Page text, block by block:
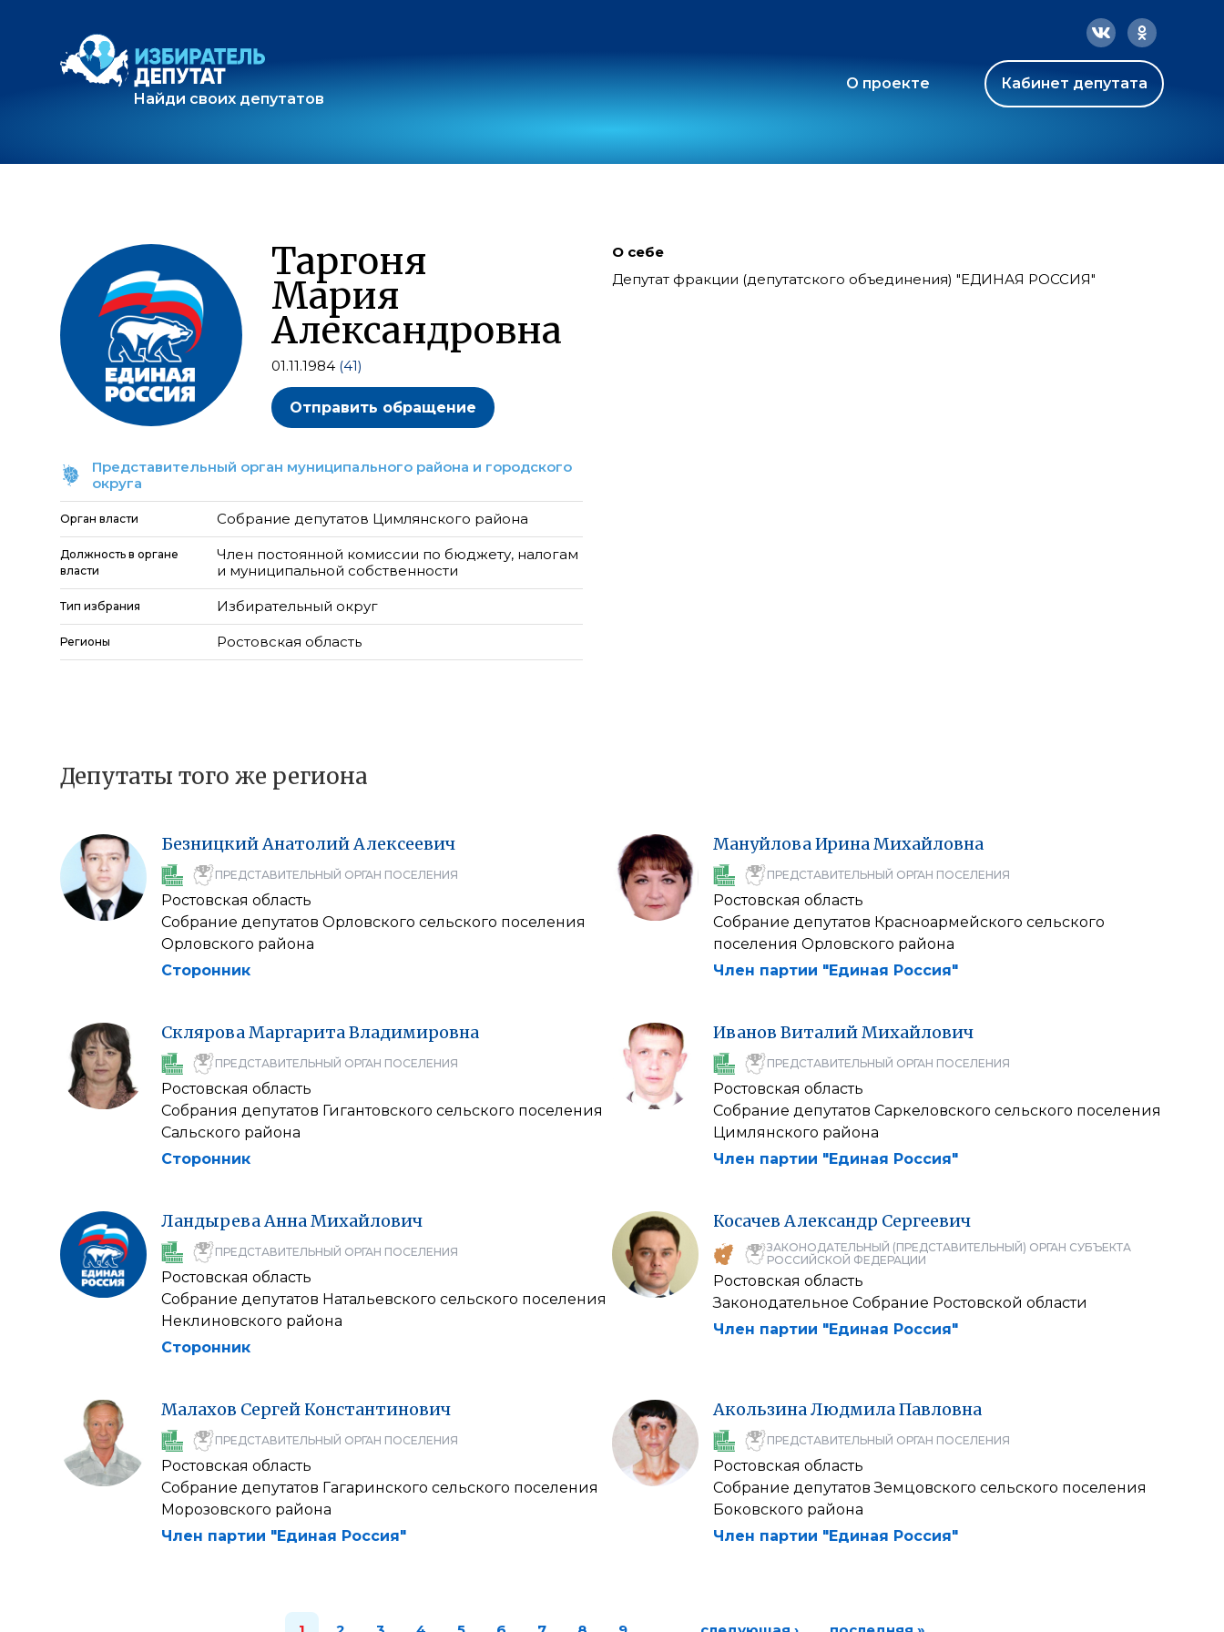
Найди своих депутатов
О проекте Кабинет депутата
Таргоня
Мария
Александровна
01.11.1984 (41)
Отправить обращение
О себе
Депутат фракции (депутатского объединения) "ЕДИНАЯ РОССИЯ"
Представительный орган муниципального района и городского
округа
Орган власти Собрание депутатов Цимлянского района
Должность в органе
власти
Член постоянной комиссии по бюджету, налогам
и муниципальной собственности
Тип избрания Избирательный округ
Регионы Ростовская область
Депутаты того же региона
БезницкийАнатолийАлексеевич
ПРЕДСТАВИТЕЛЬНЫЙ ОРГАН ПОСЕЛЕНИЯ
Ростовская область
Собрание депутатов Орловского сельского поселения
Орловского района
Сторонник
МануйловаИринаМихайловна
ПРЕДСТАВИТЕЛЬНЫЙ ОРГАН ПОСЕЛЕНИЯ
Ростовская область
Собрание депутатов Красноармейского сельского
поселения Орловского района
Член партии "Единая Россия"
СкляроваМаргаритаВладимировна
ПРЕДСТАВИТЕЛЬНЫЙ ОРГАН ПОСЕЛЕНИЯ
Ростовская область
Собрания депутатов Гигантовского сельского поселения
Сальского района
Сторонник
Иванов ВиталийМихайлович
ПРЕДСТАВИТЕЛЬНЫЙ ОРГАН ПОСЕЛЕНИЯ
Ростовская область
Собрание депутатов Саркеловского сельского поселения
Цимлянского района
Член партии "Единая Россия"
ЛандыреваАннаМихайлович
ПРЕДСТАВИТЕЛЬНЫЙ ОРГАН ПОСЕЛЕНИЯ
Ростовская область
Собрание депутатов Натальевского сельского поселения
Неклиновского района
Сторонник
Косачев Александр Сергеевич
ЗАКОНОДАТЕЛЬНЫЙ (ПРЕДСТАВИТЕЛЬНЫЙ) ОРГАН СУБЪЕКТА
РОССИЙСКОЙ ФЕДЕРАЦИИ
Ростовская область
Законодательное Собрание Ростовской области
Член партии "Единая Россия"
Малахов Сергей Константинович
ПРЕДСТАВИТЕЛЬНЫЙ ОРГАН ПОСЕЛЕНИЯ
Ростовская область
Собрание депутатов Гагаринского сельского поселения
Морозовского района
Член партии "Единая Россия"
АкользинаЛюдмилаПавловна
ПРЕДСТАВИТЕЛЬНЫЙ ОРГАН ПОСЕЛЕНИЯ
Ростовская область
Собрание депутатов Земцовского сельского поселения
Боковского района
Член партии "Единая Россия"